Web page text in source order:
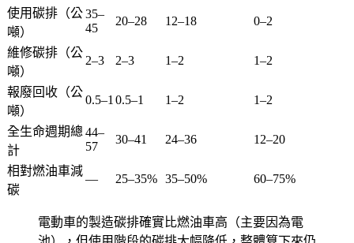
使用碳排（公
噸）
35–
45
20–28 12–18 0–2
維修碳排（公
噸）
2–3 2–3 1–2 1–2
報廢回收（公
噸）
0.5–1 0.5–1 1–2 1–2
全生命週期總
計
44–
57
30–41 24–36 12–20
相對燃油車減
碳
— 25–35% 35–50% 60–75%
電動車的製造碳排確實比燃油車高（主要因為電